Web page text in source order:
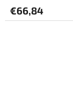
je
3,3
€66,84